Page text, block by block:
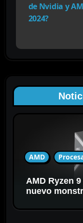
n
s
de Nvidia y
2024?
AMD
AMD Ryzen
nuevo